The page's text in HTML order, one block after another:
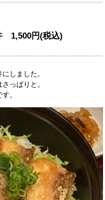
1,500円(税込)
しました。
っぱりと。
。